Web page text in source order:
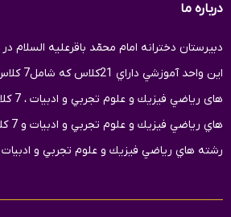
درباره ما
اين واحد
های
هاي
رشته هاي رياضي فيزيك و علوم تجربي و